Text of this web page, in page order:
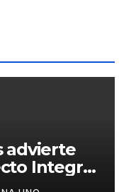
advierte
Integral
para